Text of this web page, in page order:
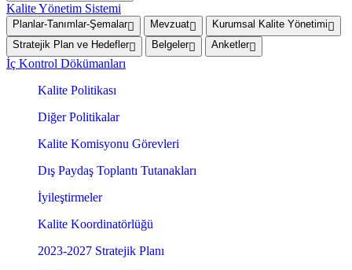
Kalite Yönetim Sistemi
Planlar-Tanımlar-Şemalar Mevzuat
Kurumsal Kalite Yönetimi
Stratejik Plan ve Hedefler
Belgeler Anketler
İç Kontrol Dökümanları
Kalite Politikası
Diğer Politikalar
Kalite Komisyonu Görevleri
Dış Paydaş Toplantı Tutanakları
İyileştirmeler
Kalite Koordinatörlüğü
2023-2027 Stratejik Planı